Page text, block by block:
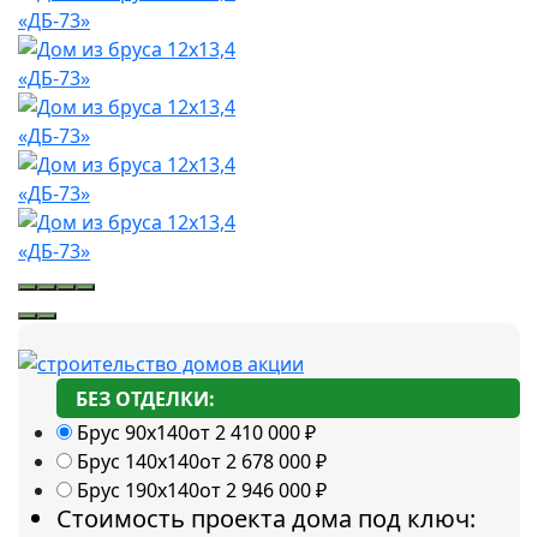
БЕЗ ОТДЕЛКИ:
Брус 90х140от 2 410 000₽
Брус 140х140от 2 678 000₽
Брус 190х140от 2 946 000₽
Стоимость проекта дома под ключ: